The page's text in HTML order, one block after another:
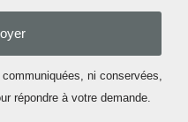
ni conservées,
répondre à votre demande.